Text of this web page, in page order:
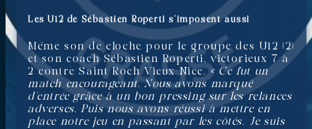
Les U12 de Sébastien Roperti s’imposent aussi
Même son de cloche pour le groupe des U12 (2)
et son coach Sébastien Roperti, victorieux 7 à
2 contre Saint Roch Vieux Nice. « Ce fut un
match encourageant. Nous avons marqué
d’entrée grâce à un bon pressing sur les relances
adverses. Puis nous avons réussi à mettre en
place notre jeu en passant par les côtés. Je suis